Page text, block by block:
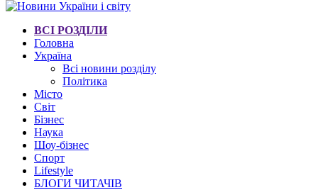
ВСІ РОЗДІЛИ
Головна
Україна
Всі новини розділу
Політика
Місто
Світ
Бізнес
Наука
Шоу-бізнес
Спорт
Lifestyle
БЛОГИ ЧИТАЧІВ